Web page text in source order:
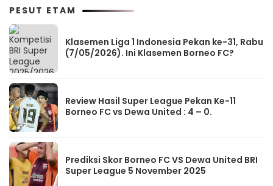
PESUT ETAM
Klasemen Liga 1 Indonesia Pekan ke-31, Rabu
(7/05/2026). Ini Klasemen Borneo FC?
Review Hasil Super League Pekan Ke-11
Borneo FC vs Dewa United : 4 – 0.
Prediksi Skor Borneo FC VS Dewa United BRI
Super League 5 November 2025